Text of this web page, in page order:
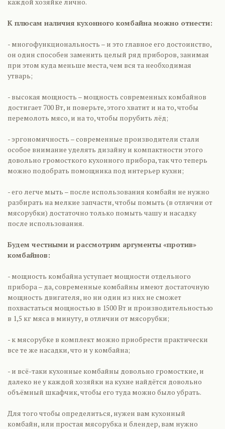
К плюсам наличия кухонного комбайна можно отнести:
- многофункциональность – и это главное его достоинство,
он один способен заменить целый ряд приборов, занимая
при этом куда меньше места, чем вся та необходимая
утварь;
- высокая мощность – мощность современных комбайнов
достигает 700 Вт, и поверьте, этого хватит и на то, чтобы
перемолоть мясо, и на то, чтобы порубить лёд;
- эргономичность – современные производители стали
особое внимание уделять дизайну и компактности этого
довольно громосткого кухонного прибора, так что теперь
можно подобрать помощника под интерьер кухни;
- его легче мыть – после использования комбайн не нужно
разбирать на мелкие запчасти, чтобы помыть (в отличии от
мясорубки) достаточно только помыть чашу и насадку
после использования.
Будем честными и рассмотрим аргументы «против»
комбайнов:
- мощность комбайна уступает мощности отдельного
прибора – да, современные комбайны имеют достаточную
мощность двигателя, но ни один из них не сможет
похвастаться мощностью в 1500 Вт и производительностью
в 1,5 кг мяса в минуту, в отличии от мясорубки;
- к мясорубке в комплект можно приобрести практически
все те же насадки, что и у комбайна;
- и всё-таки кухонные комбайны довольно громосткие, и
далеко не у каждой хозяйки на кухне найдётся довольно
объёмный шкафчик, чтобы его туда можно было убрать.
Для того чтобы определиться, нужен вам кухонный
комбайн, или простая мясорубка и блендер, вам нужно